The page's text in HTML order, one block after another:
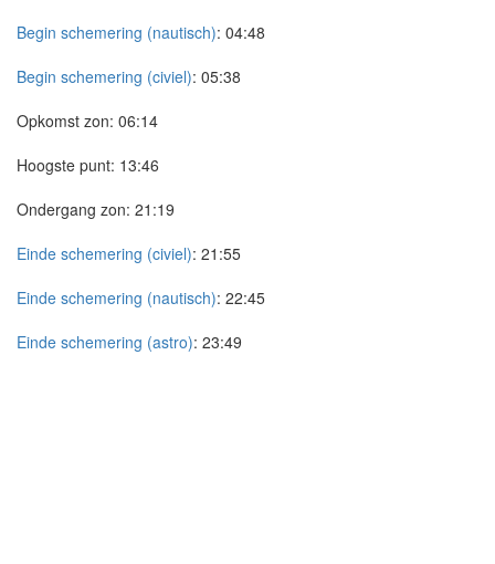
Begin schemering (nautisch): 04:48
Begin schemering (civiel): 05:38
Opkomst zon: 06:14
Hoogste punt: 13:46
Ondergang zon: 21:19
Einde schemering (civiel): 21:55
Einde schemering (nautisch): 22:45
Einde schemering (astro): 23:49